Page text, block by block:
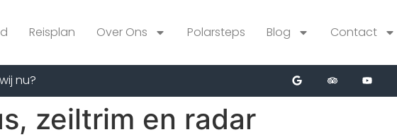
Reisplan Over Ons Polarsteps Blog Contact
nu?
zeiltrim en radar